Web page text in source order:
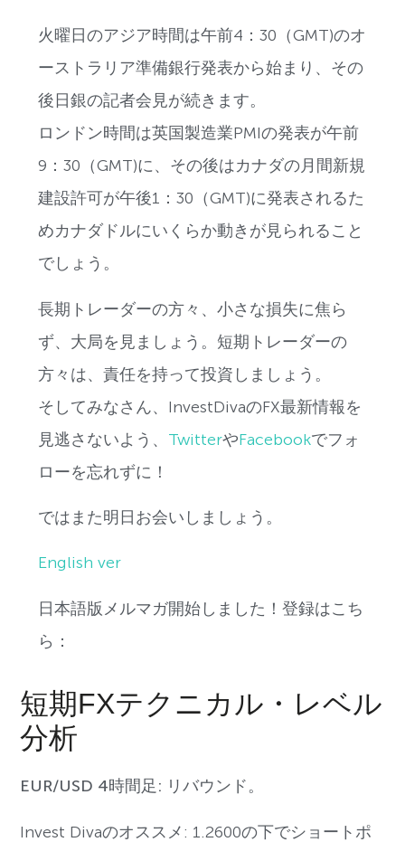
火曜日のアジア時間は午前4：30（GMT)のオ
ーストラリア準備銀行発表から始まり、その
後日銀の記者会見が続きます。
ロンドン時間は英国製造業PMIの発表が午前
9：30（GMT)に、その後はカナダの月間新規
建設許可が午後1：30（GMT)に発表されるた
めカナダドルにいくらか動きが見られること
でしょう。
長期トレーダーの方々、小さな損失に焦ら
ず、大局を見ましょう。短期トレーダーの
方々は、責任を持って投資しましょう。
そしてみなさん、InvestDivaのFX最新情報を
見逃さないよう、 TwitterやFacebookでフォ
ローを忘れずに！
ではまた明日お会いしましょう。
English ver
日本語版メルマガ開始しました！登録はこち
ら：
短期FXテクニカル・レベル
分析
EUR/USD 4時間足: リバウンド。
Invest Divaのオススメ: 1.2600の下でショートポ